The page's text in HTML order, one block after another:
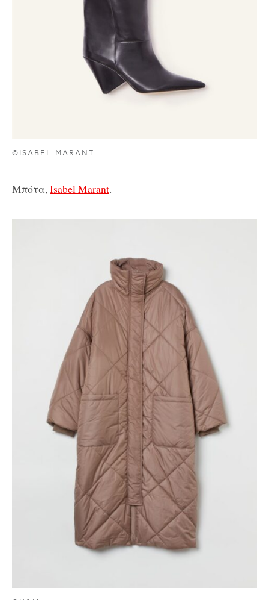
©ISABEL MARANT
Μπότα,Isabel Marant.